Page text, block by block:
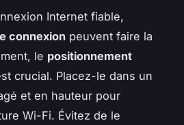
Internet fiable,
connexion peuvent faire la
le positionnement
crucial. Placez-le dans un
et en hauteur pour
Wi-Fi. Évitez de le